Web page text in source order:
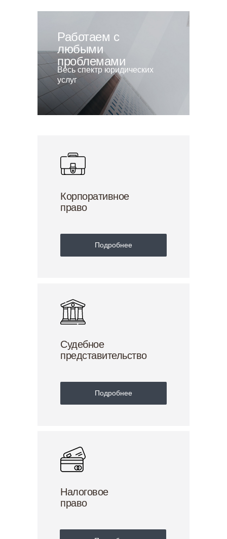
Работаем с
любыми
проблемами
Весь спектр юридических
услуг
Подробнее
Корпоративное
право
Подробнее
Судебное
представительство
Налоговое
право